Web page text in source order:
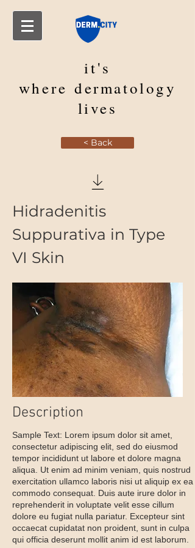
it's
wheredermatology
lives
< Back
Hidradenitis
Suppurativa in Type
VI Skin
Description
Sample Text: Lorem ipsum dolor sit amet,
consectetur adipiscing elit, sed do eiusmod
tempor incididunt ut labore et dolore magna
aliqua. Ut enim ad minim veniam, quis nostrud
exercitation ullamco laboris nisi ut aliquip ex ea
commodo consequat. Duis aute irure dolor in
reprehenderit in voluptate velit esse cillum
dolore eu fugiat nulla pariatur. Excepteur sint
occaecat cupidatat non proident, sunt in culpa
qui officia deserunt mollit anim id est laborum.